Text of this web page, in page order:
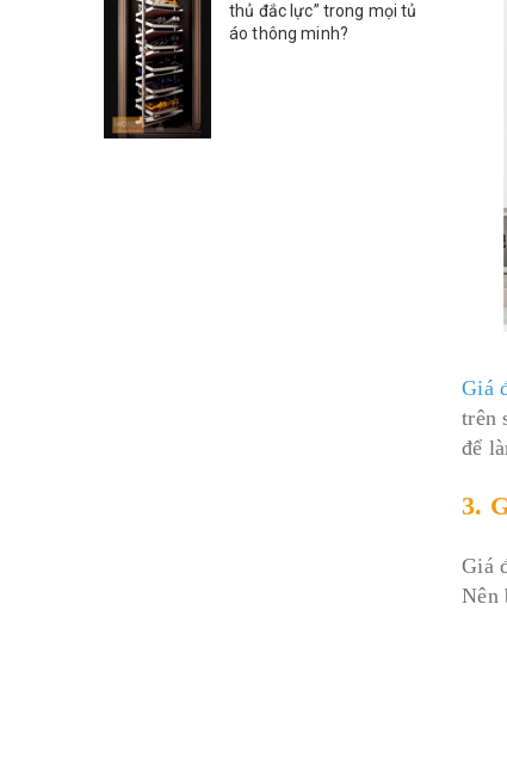
Giá
trên
để
3.
Giá
Nên
thủ đắc lực” trong mọi tủ
áo thông minh?